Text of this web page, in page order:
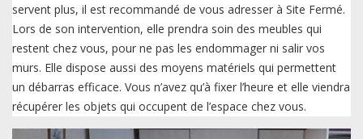
servent plus, il est recommandé de vous adresser à Site Fermé.
Lors de son intervention, elle prendra soin des meubles qui
restent chez vous, pour ne pas les endommager ni salir vos
murs. Elle dispose aussi des moyens matériels qui permettent
un débarras efficace. Vous n’avez qu’à fixer l’heure et elle viendra
récupérer les objets qui occupent de l’espace chez vous.